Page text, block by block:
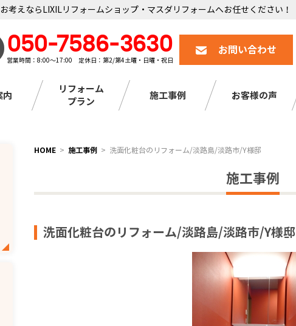
考えならLIXILリフォームショップ・マスダリフォームへお任せください！
050-7586-3630
営業時間：8:00～17:00 定休日：第2/第4土曜・日曜・祝日
お問い合わせ
内
リフォーム
プラン
施工事例 お客様の声
HOME 施工事例 洗面化粧台のリフォーム/淡路島/淡路市/Y様邸
施工事例
洗面化粧台のリフォーム/淡路島/淡路市/Y様邸